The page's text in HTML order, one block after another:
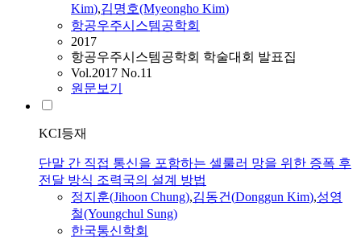
Kim),김명호(Myeongho Kim)
항공우주시스템공학회
2017
항공우주시스템공학회 학술대회 발표집
Vol.2017 No.11
원문보기
KCI등재
단말 간 직접 통신을 포함하는 셀룰러 망을 위한 증폭 후
전달 방식 조력국의 설계 방법
정지훈(Jihoon Chung),김동건(Donggun Kim),성영
철(Youngchul Sung)
한국통신학회